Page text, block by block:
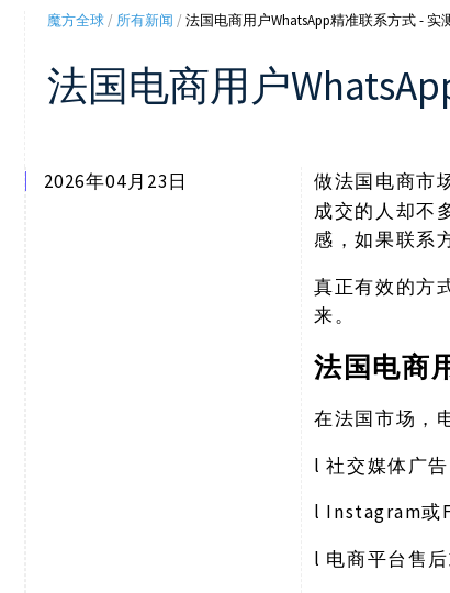
魔方全球 / 所有新闻 /法国电商用户WhatsApp精准联系方式 - 实
法国电商用户
2026年04月23日 做法国电商市
成交的人却不
感，如果联系
真正有效的方
来。
法国电商
在法国市场，
l社交媒体广
l Instagram或
l 电商平台售